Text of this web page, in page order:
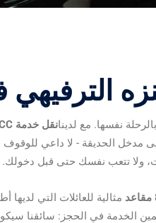
نفسها. مع لدينانقل خدمة NCC من بيرغامو
مدخل الحديقة - لا داعي
ولا تتعب نفسك حتى قبل دخولك.
مثالية للعائلات التي لديها
الخدمة في الحجز: سائقنا